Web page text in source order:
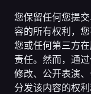
您保留任何您提
容的所有权利，
您或任何第三方
责任。然而，通
修改、公开表演
分发该内容的权